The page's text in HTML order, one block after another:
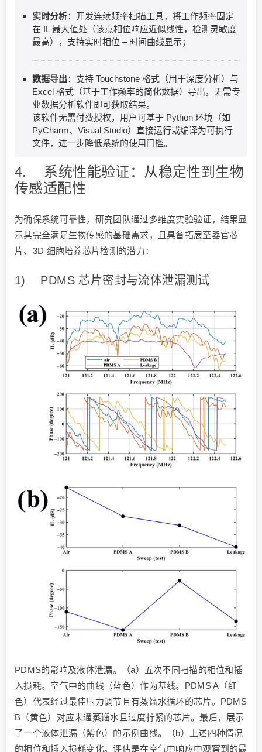
实时分析：开发连续频率扫描工具，将工作频率固定
在 IL 最大值处（该点相位响应近似线性，检测灵敏度
最高），支持实时相位 – 时间曲线显示；
数据导出：支持 Touchstone 格式（用于深度分析）与
Excel 格式（基于工作频率的简化数据）导出，无需专
业数据分析软件即可获取结果。
该软件无需付费授权，用户可基于 Python 环境（如
PyCharm、Visual Studio）直接运行或编译为可执行
文件，进一步降低系统的使用门槛。
4. 系统性能验证：从稳定性到生物
传感适配性
为确保系统可靠性，研究团队通过多维度实验验证，结果显
示其完全满足生物传感的基础需求，且具备拓展至器官芯
片、3D 细胞培养芯片检测的潜力：
1) PDMS 芯片密封与流体泄漏测试
PDMS的影响及液体泄漏。（a）五次不同扫描的相位和插
入损耗。空气中的曲线（蓝色）作为基线。PDMS A（红
色）代表经过最佳压力调节且有蒸馏水循环的芯片。PDMS
B（黄色）对应未通蒸馏水且过度拧紧的芯片。最后，展示
了一个液体泄漏（紫色）的示例曲线。（b）上述四种情况
的相位和插入损耗变化。评估是在空气中响应中观察到的最